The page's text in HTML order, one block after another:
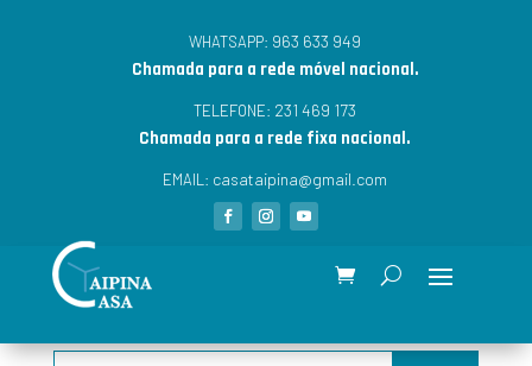
WHATSAPP: 963 633 949
Chamada para a rede móvel nacional.
TELEFONE: 231 469 173
Chamada para a rede fixa nacional.
EMAIL: casataipina@gmail.com